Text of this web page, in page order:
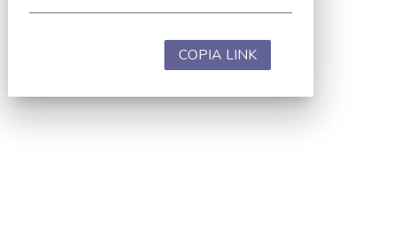
COPIA LINK